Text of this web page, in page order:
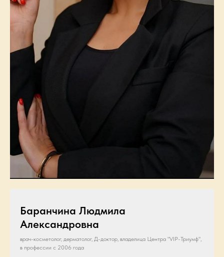
Баранчина Людмила
Александровна
врач-косметолог, дерматолог, Д-доктор, владелица Центра "VIP-Триумф",
в профессии с 2006 года